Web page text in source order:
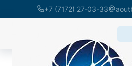
+7 (7172) 27-03-33